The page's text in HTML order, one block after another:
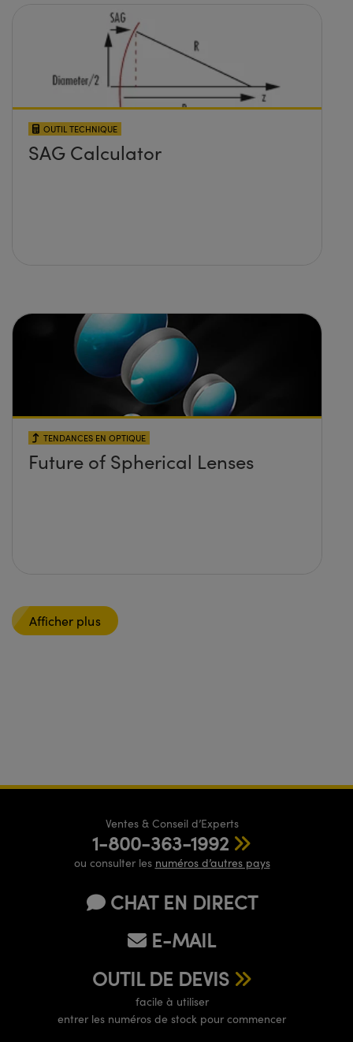
OUTIL TECHNIQUE
SAG Calculator
TENDANCES EN OPTIQUE
Future of Spherical Lenses
Afficher plus
Ventes & Conseil d’Experts
1-800-363-1992
ou consulter les numéros d’autres pays
CHAT EN DIRECT
E-MAIL
OUTIL DE DEVIS
facile à utiliser
entrer les numéros de stock pour commencer